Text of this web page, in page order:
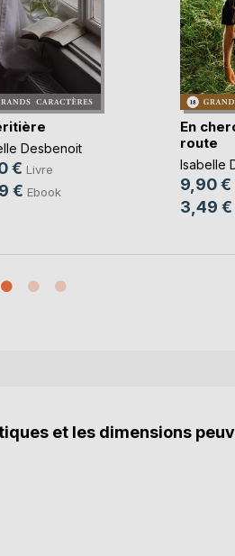
Desbenoit
€ Livre
€ Ebook
En
route
Isabelle
9,90 €
3,49 €
et les dimensions